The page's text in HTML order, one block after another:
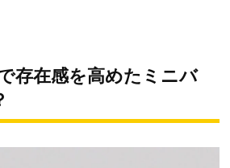
存在感を高めたミニバ